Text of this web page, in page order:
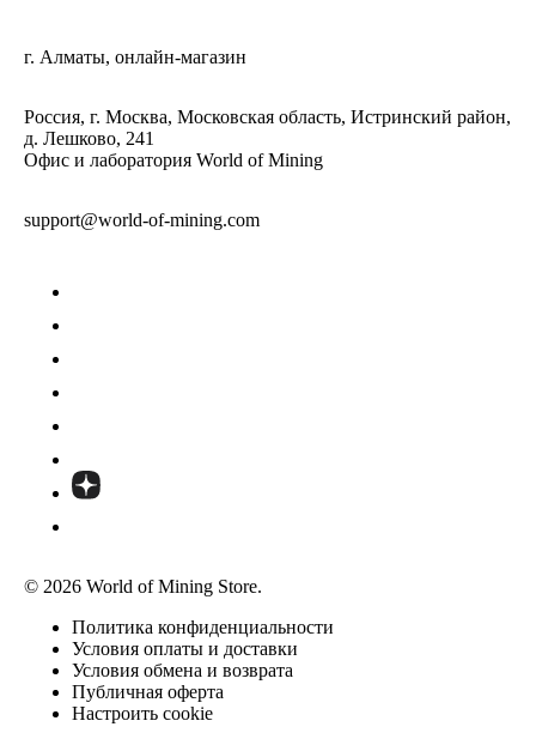
г. Алматы, онлайн-магазин
Россия, г. Москва, Московская область, Истринский район,
д. Лешково, 241
Офис и лаборатория World of Mining
support@world-of-mining.com
© 2026 World of Mining Store.
Политика конфиденциальности
Условия оплаты и доставки
Условия обмена и возврата
Публичная оферта
Настроить cookie